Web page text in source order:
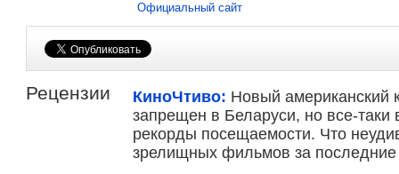
Официальный сайт
Рецензии КиноЧтиво: Новый американский
запрещен в Беларуси, но все-
рекорды посещаемости. Что
зрелищных фильмов за